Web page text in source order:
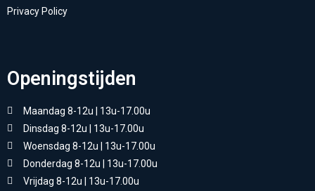
Privacy Policy
Openingstijden
Maandag 8-12u | 13u-17.00u
Dinsdag 8-12u | 13u-17.00u
Woensdag 8-12u | 13u-17.00u
Donderdag 8-12u | 13u-17.00u
Vrijdag 8-12u | 13u-17.00u